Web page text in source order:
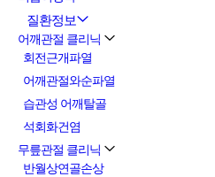
질환정보
어깨관절 클리닉
회전근개파열
어깨관절와순파열
습관성 어깨탈골
석회화건염
무릎관절 클리닉
반월상연골손상